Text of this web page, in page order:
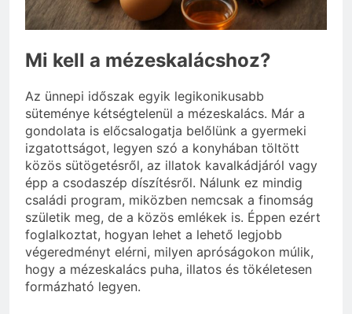
eredetiségvizsgálathoz?
3 Nap Ezelőtt
Mi kell a mézeskalácshoz?
Az ünnepi időszak egyik legikonikusabb
süteménye kétségtelenül a mézeskalács. Már a
gondolata is előcsalogatja belőlünk a gyermeki
izgatottságot, legyen szó a konyhában töltött
közös sütögetésről, az illatok kavalkádjáról vagy
épp a csodaszép díszítésről. Nálunk ez mindig
családi program, miközben nemcsak a finomság
születik meg, de a közös emlékek is. Éppen ezért
foglalkoztat, hogyan lehet a lehető legjobb
végeredményt elérni, milyen apróságokon múlik,
hogy a mézeskalács puha, illatos és tökéletesen
formázható legyen.